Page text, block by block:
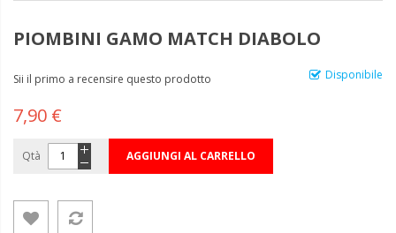
PIOMBINI GAMO MATCH DIABOLO
Disponibile
Sii il primo a recensire questo prodotto
7,90 €
Qtà AGGIUNGI AL CARRELLO